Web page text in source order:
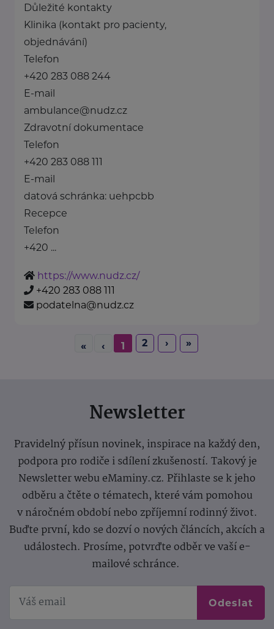
Důležité kontakty
Klinika (kontakt pro pacienty,
objednávání)
Telefon
+420 283 088 244
E-mail
ambulance@nudz.cz
Zdravotní dokumentace
Telefon
+420 283 088 111
E-mail
datová schránka: uehpcbb
Recepce
Telefon
+420 ...
https://www.nudz.cz/
+420 283 088 111
podatelna@nudz.cz
« ‹ 1 2 › »
Newsletter
Pravidelný přísun novinek, inspirace na každý den,
podpora pro rodiče i sdílení zkušeností. Takový je
Newsletter webu eMaminy.cz. Přihlaste se k jeho
odběru a čtěte o tématech, které vám pomohou
v náročném období nebo zpříjemní rodinný život.
Buďte první, kdo se dozví o nových článcích, akcích a
událostech. Prosíme, potvrďte odběr ve vaší e-
mailové schránce.
Odeslat